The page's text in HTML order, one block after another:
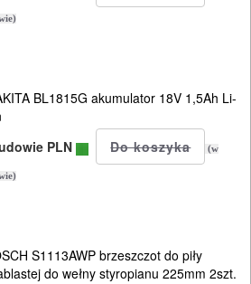
BL1815G akumulator 18V 1,5Ah Li-
PLN
(w
S1113AWP brzeszczot do piły
do wełny styropianu 225mm 2szt.